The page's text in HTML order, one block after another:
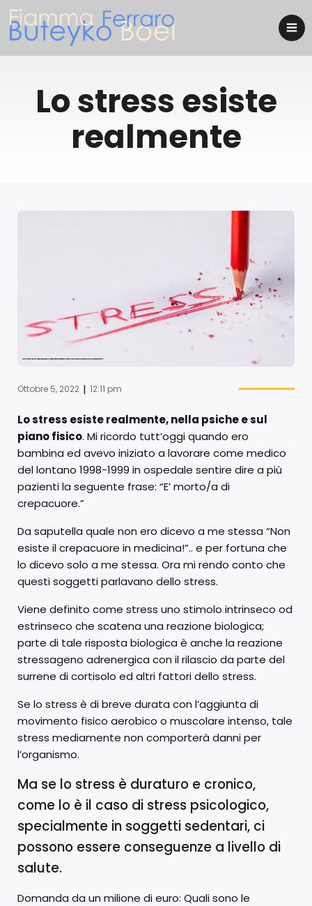
Lo stress esiste
realmente
Ottobre 5, 2022 | 12:11 pm
Lo stress esiste realmente, nella psiche e sul
piano fisico. Mi ricordo tutt’oggi quando ero
bambina ed avevo iniziato a lavorare come medico
del lontano 1998-1999 in ospedale sentire dire a più
pazienti la seguente frase: “E’ morto/a di
crepacuore.”
Da saputella quale non ero dicevo a me stessa “Non
esiste il crepacuore in medicina!”.. e per fortuna che
lo dicevo solo a me stessa. Ora mi rendo conto che
questi soggetti parlavano dello stress.
Viene definito come stress uno stimolo intrinseco od
estrinseco che scatena una reazione biologica;
parte di tale risposta biologica è anche la reazione
stressageno adrenergica con il rilascio da parte del
surrene di cortisolo ed altri fattori dello stress.
Se lo stress è di breve durata con l’aggiunta di
movimento fisico aerobico o muscolare intenso, tale
stress mediamente non comporterà danni per
l’organismo.
Ma se lo stress è duraturo e cronico,
come lo è il caso di stress psicologico,
specialmente in soggetti sedentari, ci
possono essere conseguenze a livello di
salute.
Domanda da un milione di euro: Quali sono le